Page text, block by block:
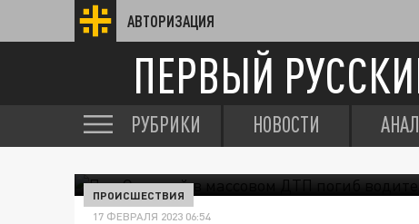
АВТОРИЗАЦИЯ
ПЕРВЫЙ
РУБРИКИ НОВОСТИ
ПРОИСШЕСТВИЯ
17 ФЕВРАЛЯ 2023 06:54